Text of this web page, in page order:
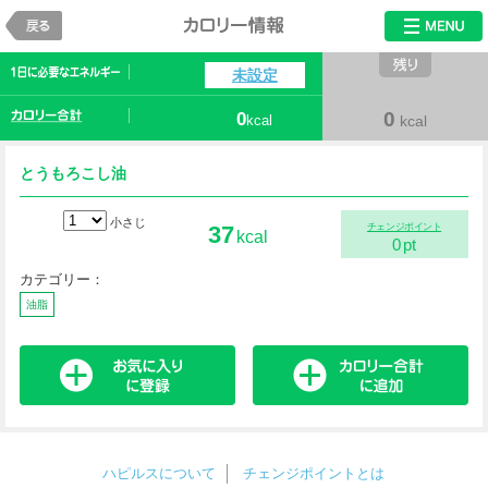
カロリー情報
未設定
0kcal 0 kcal
とうもろこし油
小さじ 37 kcal チェンジポイント
0pt
カテゴリー：
油脂
ハピルスについて チェンジポイントとは